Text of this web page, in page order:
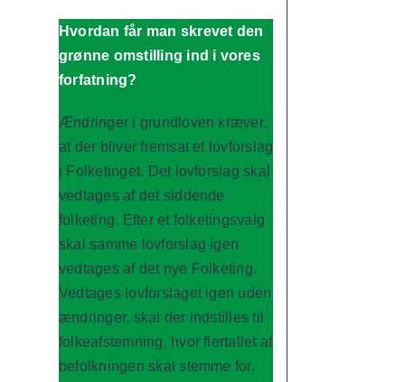
Hvordan får man skrevet den
grønne omstilling ind i vores
forfatning?
Ændringer i grundloven kræver,
at der bliver fremsat et lovforslag
i Folketinget. Det lovforslag skal
vedtages af det siddende
folketing. Efter et folketingsvalg
skal samme lovforslag igen
vedtages af det nye Folketing.
Vedtages lovforslaget igen uden
ændringer, skal der indstilles til
folkeafstemning, hvor flertallet af
befolkningen skal stemme for.